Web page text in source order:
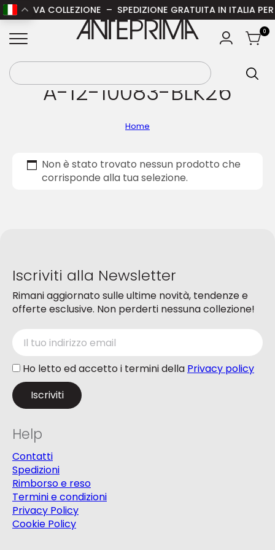
COLLEZIONE – SPEDIZIONE GRATUITA IN ITALIA PER
0
A-12-10083-BLK26
Home
Non è stato trovato nessun prodotto che
corrisponde alla tua selezione.
Iscriviti alla Newsletter
Rimani aggiornato sulle ultime novità, tendenze e
offerte esclusive. Non perderti nessuna collezione!
Ho letto ed accetto i termini della Privacy policy
Help
Contatti
Spedizioni
Rimborso e reso
Termini e condizioni
Privacy Policy
Cookie Policy